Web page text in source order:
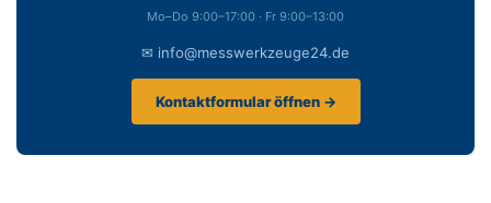
Mo–Do 9:00–17:00 · Fr 9:00–13:00
✉ info@messwerkzeuge24.de
Kontaktformular öffnen →